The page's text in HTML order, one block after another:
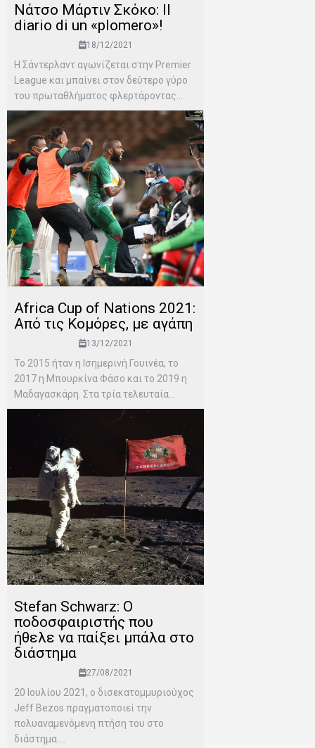
Νάτσο Μάρτιν Σκόκο: Il
diario di un «plomero»!
18/12/2021
Η Σάντερλαντ αγωνίζεται στην Premier
League και μπαίνει στον δεύτερο γύρο
του πρωταθλήματος φλερτάροντας...
Africa Cup of Nations 2021:
Από τις Κομόρες, με αγάπη
13/12/2021
To 2015 ήταν η Ισημερινή Γουινέα, το
2017 η Μπουρκίνα Φάσο και το 2019 η
Μαδαγασκάρη. Στα τρία τελευταία...
Stefan Schwarz: Ο
ποδοσφαιριστής που
ήθελε να παίξει μπάλα στο
διάστημα
27/08/2021
20 Ιουλίου 2021, ο δισεκατομμυριούχος
Jeff Bezos πραγματοποιεί την
πολυαναμενόμενη πτήση του στο
διάστημα....